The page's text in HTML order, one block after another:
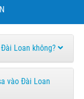
Loan không?
vào Đài Loan